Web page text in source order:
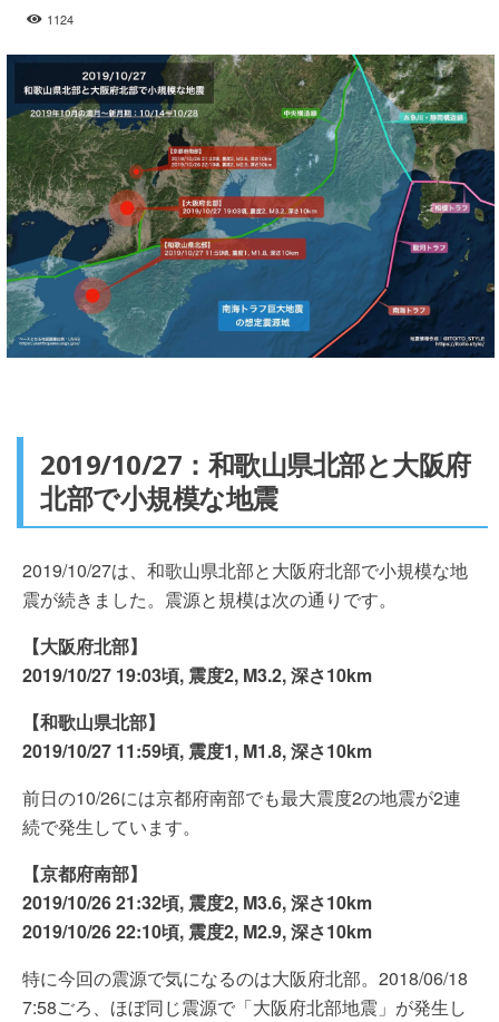
1124
2019/10/27：和歌山県北部と大阪府
北部で小規模な地震
2019/10/27は、和歌山県北部と大阪府北部で小規模な地
震が続きました。震源と規模は次の通りです。
【大阪府北部】
2019/10/27 19:03頃, 震度2, M3.2, 深さ10km
【和歌山県北部】
2019/10/27 11:59頃, 震度1, M1.8, 深さ10km
前日の10/26には京都府南部でも最大震度2の地震が2連
続で発生しています。
【京都府南部】
2019/10/26 21:32頃, 震度2, M3.6, 深さ10km
2019/10/26 22:10頃, 震度2, M2.9, 深さ10km
特に今回の震源で気になるのは大阪府北部。2018/06/18
7:58ごろ、ほぼ同じ震源で「大阪府北部地震」が発生し